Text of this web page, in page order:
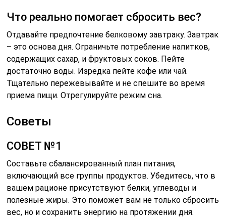
Что реально помогает сбросить вес?
Отдавайте предпочтение белковому завтраку. Завтрак
– это основа дня. Ограничьте потребление напитков,
содержащих сахар, и фруктовых соков. Пейте
достаточно воды. Изредка пейте кофе или чай.
Тщательно пережевывайте и не спешите во время
приема пищи. Отрегулируйте режим сна.
Советы
СОВЕТ №1
Составьте сбалансированный план питания,
включающий все группы продуктов. Убедитесь, что в
вашем рационе присутствуют белки, углеводы и
полезные жиры. Это поможет вам не только сбросить
вес, но и сохранить энергию на протяжении дня.